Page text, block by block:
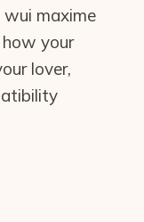
wui maxime
your
lover,